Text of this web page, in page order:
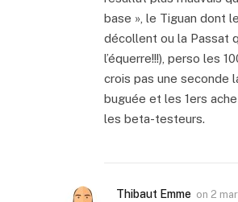
base », le Tiguan dont
décollent ou la Passat
l’équerre!!!), perso les
crois pas une seconde
buguée et les 1ers
les beta-testeurs.
Thibaut Emme on 2